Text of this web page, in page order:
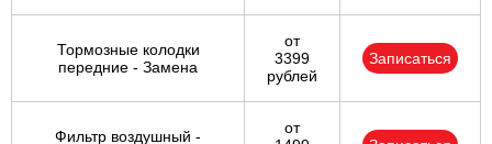
Тормозные колодки
передние - Замена
от
3399
рублей
Записаться
Фильтр воздушный -
от